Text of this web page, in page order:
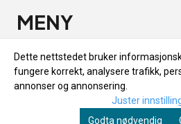
Vakre Vene
Strandgata 1
Org. nr. 933 282 538
MENY
PERSONVERN
INFO
RETUR OG BYTTE
NYHETSBREV
Registrer deg for å motta nyheter og
Dette nettstedet bruker
fungere korrekt, analysere trafikk,
annonser og annonsering.
Juster
Godta nødvendig